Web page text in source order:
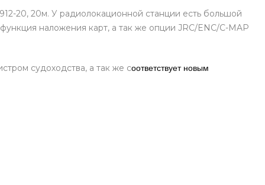
20, 20м. У радиолокационной станции есть большой
наложения карт, а так же опции JRC/ENC/C-MAP
судоходства, а так же соответствует новым